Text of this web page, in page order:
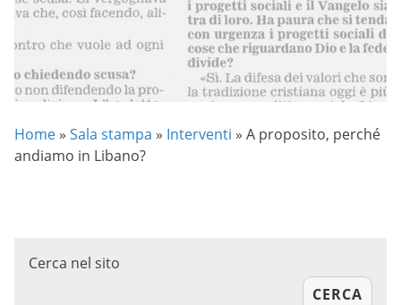
Home » Sala stampa » Interventi » A proposito, perché
andiamo in Libano?
Cerca nel sito
CERCA